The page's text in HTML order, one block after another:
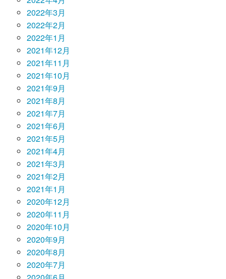
2022年3月
2022年2月
2022年1月
2021年12月
2021年11月
2021年10月
2021年9月
2021年8月
2021年7月
2021年6月
2021年5月
2021年4月
2021年3月
2021年2月
2021年1月
2020年12月
2020年11月
2020年10月
2020年9月
2020年8月
2020年7月